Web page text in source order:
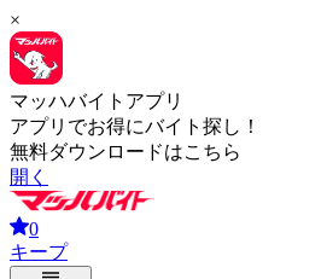
×
マッハバイトアプリ
アプリでお得にバイト探し！
無料ダウンロードはこちら
開く
0
キープ